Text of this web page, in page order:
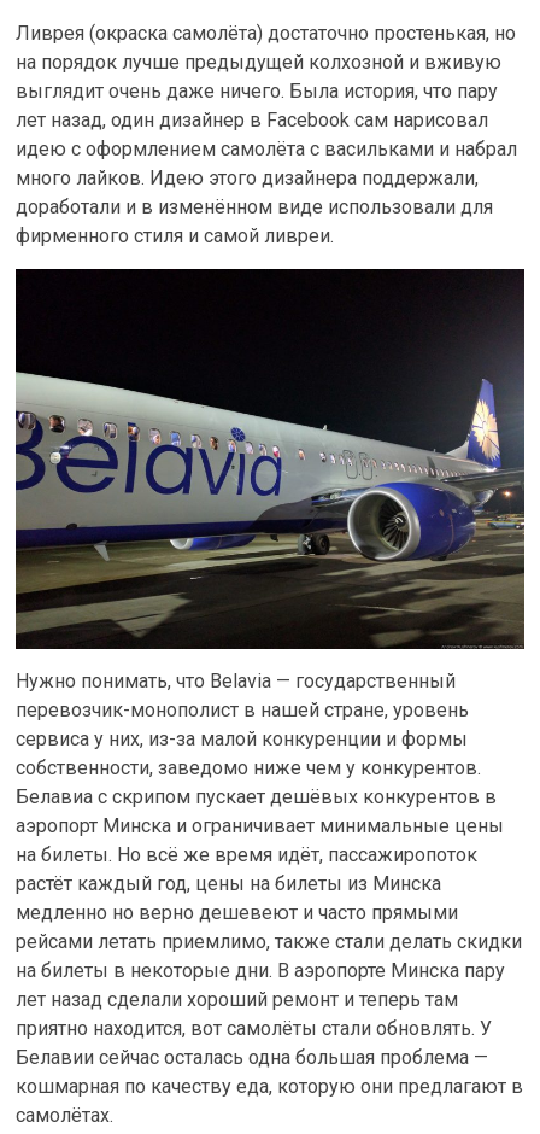
Ливрея (окраска самолёта) достаточно простенькая, но
на порядок лучше предыдущей колхозной и вживую
выглядит очень даже ничего. Была история, что пару
лет назад, один дизайнер в Facebook сам нарисовал
идею с оформлением самолёта с васильками и набрал
много лайков. Идею этого дизайнера поддержали,
доработали и в изменённом виде использовали для
фирменного стиля и самой ливреи.
Нужно понимать, что Belavia — государственный
перевозчик-монополист в нашей стране, уровень
сервиса у них, из-за малой конкуренции и формы
собственности, заведомо ниже чем у конкурентов.
Белавиа с скрипом пускает дешёвых конкурентов в
аэропорт Минска и ограничивает минимальные цены
на билеты. Но всё же время идёт, пассажиропоток
растёт каждый год, цены на билеты из Минска
медленно но верно дешевеют и часто прямыми
рейсами летать приемлимо, также стали делать скидки
на билеты в некоторые дни. В аэропорте Минска пару
лет назад сделали хороший ремонт и теперь там
приятно находится, вот самолёты стали обновлять. У
Белавии сейчас осталась одна большая проблема —
кошмарная по качеству еда, которую они предлагают в
самолётах.